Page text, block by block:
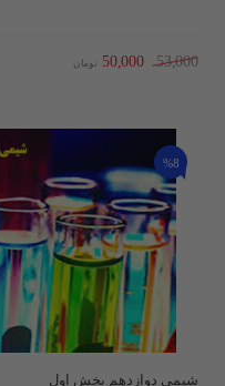
53,000
50,000 تومان
%8
شیمی دوازدهم بخش اول